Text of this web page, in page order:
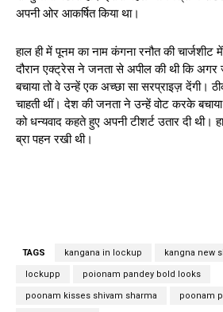
अपनी ओर आकर्षित किया था।
हाल ही में पूनम का नाम कंगना रनौत की चार्जशीट
दौरान एक्ट्रेस ने जनता से अपील की थी कि अगर
बचाया तो वे उन्हें एक अच्छा सा सरप्राइज़ देंगी।
चाहती थीं। देश की जनता ने उन्हें वोट करके
को धन्यवाद कहते हुए अपनी टीशर्ट उतार दी थी।
ब्रा पहन रखी थी।
TAGS kangana in lockup kangna new
lockupp poionam pandey bold looks
poonam kisses shivam sharma poonam